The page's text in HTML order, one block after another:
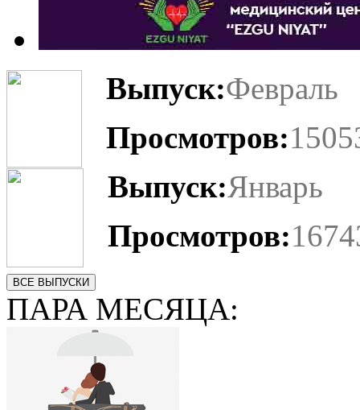
Выпуск:Февраль
Просмотров:
Выпуск:Январь
Просмотров:
ВСЕ ВЫПУСКИ
ПАРА МЕСЯЦА: